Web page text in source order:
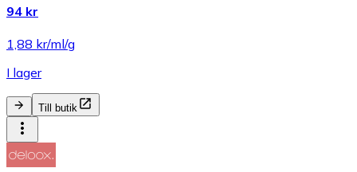
94 kr
1,88 kr/ml/g
I lager
Till butik